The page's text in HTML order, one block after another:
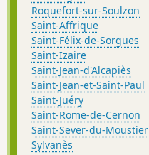
Roquefort-sur-Soulzon
Saint-Affrique
Saint-Félix-de-Sorgues
Saint-Izaire
Saint-Jean-d'Alcapiès
Saint-Jean-et-Saint-Paul
Saint-Juéry
Saint-Rome-de-Cernon
Saint-Sever-du-Moustier
Sylvanès